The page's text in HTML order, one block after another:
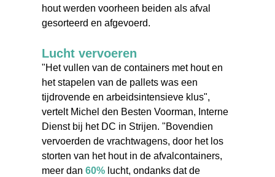
hout werden voorheen beiden als afval
gesorteerd en afgevoerd.
Lucht vervoeren
"Het vullen van de containers met hout en
het stapelen van de pallets was een
tijdrovende en arbeidsintensieve klus",
vertelt Michel den Besten Voorman, Interne
Dienst bij het DC in Strijen. "Bovendien
vervoerden de vrachtwagens, door het los
storten van het hout in de afvalcontainers,
meer dan 60% lucht, ondanks dat de